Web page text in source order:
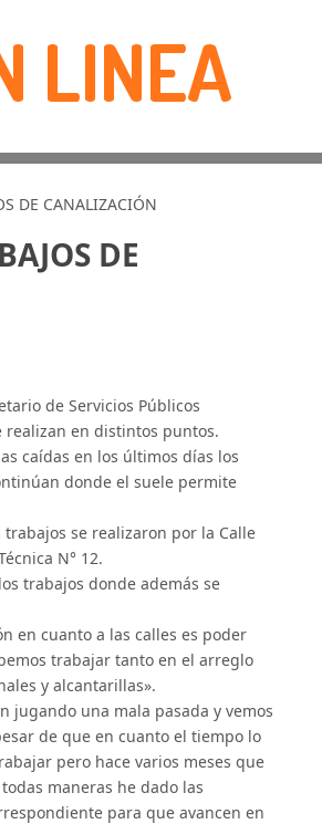
LINEA
DE CANALIZACIÓN
DE
de Servicios Públicos
realizan en distintos puntos.
caídas en los últimos días los
donde el suele permite
se realizaron por la Calle
N° 12.
trabajos donde además se
en cuanto a las calles es poder
trabajar tanto en el arreglo
y alcantarillas».
jugando una mala pasada y vemos
de que en cuanto el tiempo lo
pero hace varios meses que
maneras he dado las
para que avancen en